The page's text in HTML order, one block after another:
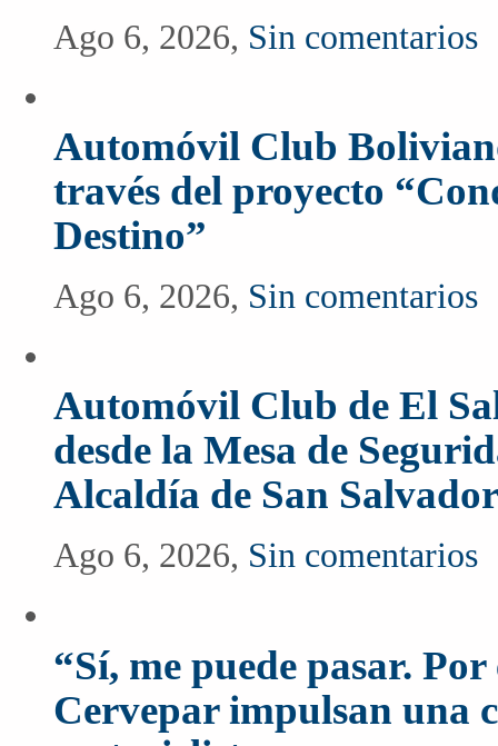
Ago 6, 2026, Sin comentarios
Automóvil Club
través del proyecto
Destino”
Ago 6, 2026, Sin comentarios
Automóvil Club de El
desde la Mesa de
Alcaldía de San Salvador
Ago 6, 2026, Sin comentarios
“Sí, me puede pasar.
Cervepar impulsan una